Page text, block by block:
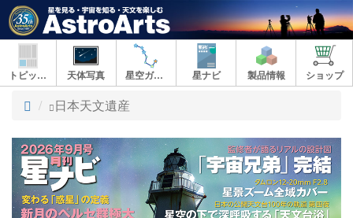
トピックス 天体写真 星空ガイド 星ナビ 製品情報 ショップ
ト
プ
日本天文遺産